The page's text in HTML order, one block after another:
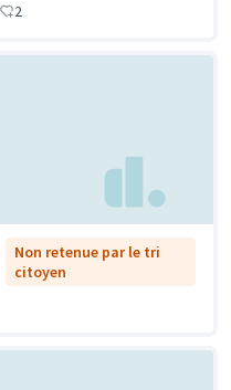
2
Non retenue par le tri
citoyen